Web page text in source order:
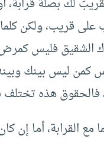
قريب، ولكن
الشقيق فليس
كمن ليس بينك
هذه تختلف
مع القرابة، أما إن